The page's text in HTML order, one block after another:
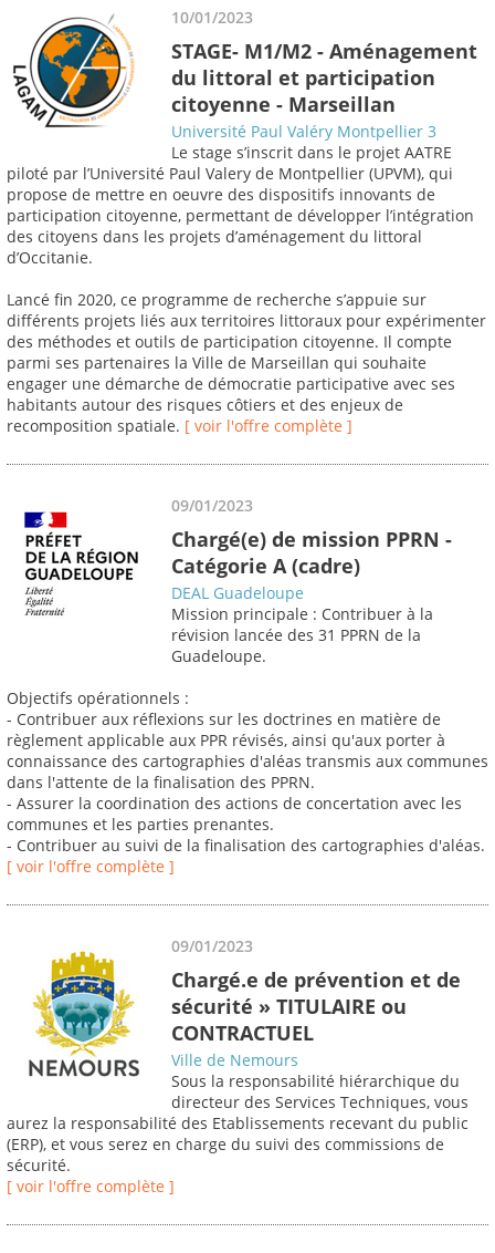
10/01/2023
STAGE- M1/M2 - Aménagement
du littoral et participation
citoyenne - Marseillan
Université Paul Valéry Montpellier 3
Le stage s’inscrit dans le projet AATRE
piloté par l’Université Paul Valery de Montpellier (UPVM), qui
propose de mettre en oeuvre des dispositifs innovants de
participation citoyenne, permettant de développer l’intégration
des citoyens dans les projets d’aménagement du littoral
d’Occitanie.
Lancé fin 2020, ce programme de recherche s’appuie sur
différents projets liés aux territoires littoraux pour expérimenter
des méthodes et outils de participation citoyenne. Il compte
parmi ses partenaires la Ville de Marseillan qui souhaite
engager une démarche de démocratie participative avec ses
habitants autour des risques côtiers et des enjeux de
recomposition spatiale. [ voir l'offre complète ]
09/01/2023
Chargé(e) de mission PPRN -
Catégorie A (cadre)
DEAL Guadeloupe
Mission principale : Contribuer à la
révision lancée des 31 PPRN de la
Guadeloupe.
Objectifs opérationnels :
- Contribuer aux réflexions sur les doctrines en matière de
règlement applicable aux PPR révisés, ainsi qu'aux porter à
connaissance des cartographies d'aléas transmis aux communes
dans l'attente de la finalisation des PPRN.
- Assurer la coordination des actions de concertation avec les
communes et les parties prenantes.
- Contribuer au suivi de la finalisation des cartographies d'aléas.
[ voir l'offre complète ]
09/01/2023
Chargé.e de prévention et de
sécurité » TITULAIRE ou
CONTRACTUEL
Ville de Nemours
Sous la responsabilité hiérarchique du
directeur des Services Techniques, vous
aurez la responsabilité des Etablissements recevant du public
(ERP), et vous serez en charge du suivi des commissions de
sécurité.
[ voir l'offre complète ]